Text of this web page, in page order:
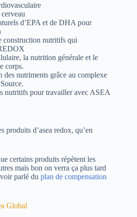
d’EPA et de DHA pour
construction nutritifs qui
la nutrition générale et le
corps.
des nutriments grâce au complexe
nutritifs pour travailler avec ASEA
produits d’asea redox, qu’en
certains produits répètent les
mais bon on verra ça plus tard
parlé du plan de compensation
Global